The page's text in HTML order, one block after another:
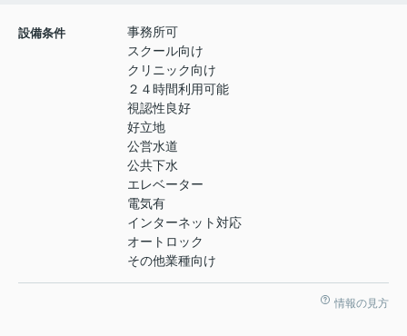
設備条件
事務所可
スクール向け
クリニック向け
２４時間利用可能
視認性良好
好立地
公営水道
公共下水
エレベーター
電気有
インターネット対応
オートロック
その他業種向け
情報の見方